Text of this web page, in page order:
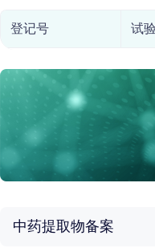
登记号 试
中药提取物备案